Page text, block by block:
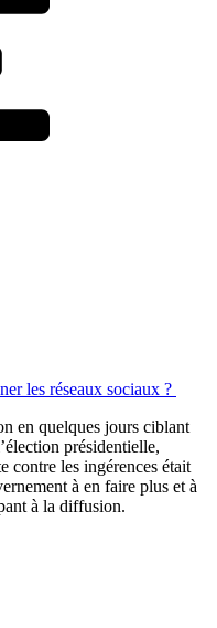
les réseaux sociaux ?
en quelques jours ciblant
présidentielle,
contre les ingérences était
à en faire plus et à
à la diffusion.